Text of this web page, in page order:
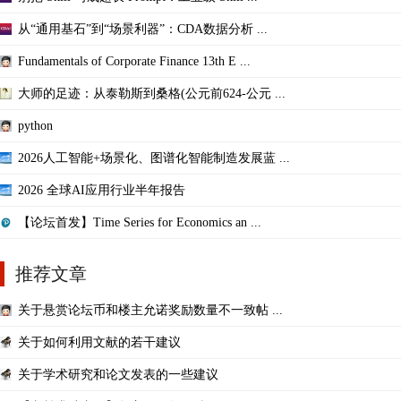
从“通用基石”到“场景利器”：CDA数据分析 ...
Fundamentals of Corporate Finance 13th E ...
大师的足迹：从泰勒斯到桑格(公元前624-公元 ...
python
2026人工智能+场景化、图谱化智能制造发展蓝 ...
2026 全球AI应用行业半年报告
【论坛首发】Time Series for Economics an ...
推荐文章
关于悬赏论坛币和楼主允诺奖励数量不一致帖 ...
关于如何利用文献的若干建议
关于学术研究和论文发表的一些建议